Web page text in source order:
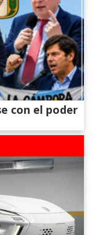
con el poder